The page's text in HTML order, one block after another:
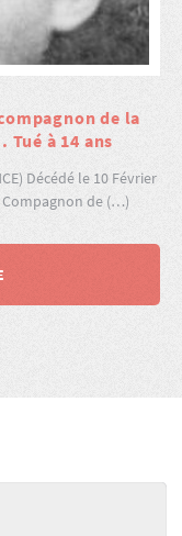
de la
à 14 ans
Décédé le 10 Février
Compagnon de (…)